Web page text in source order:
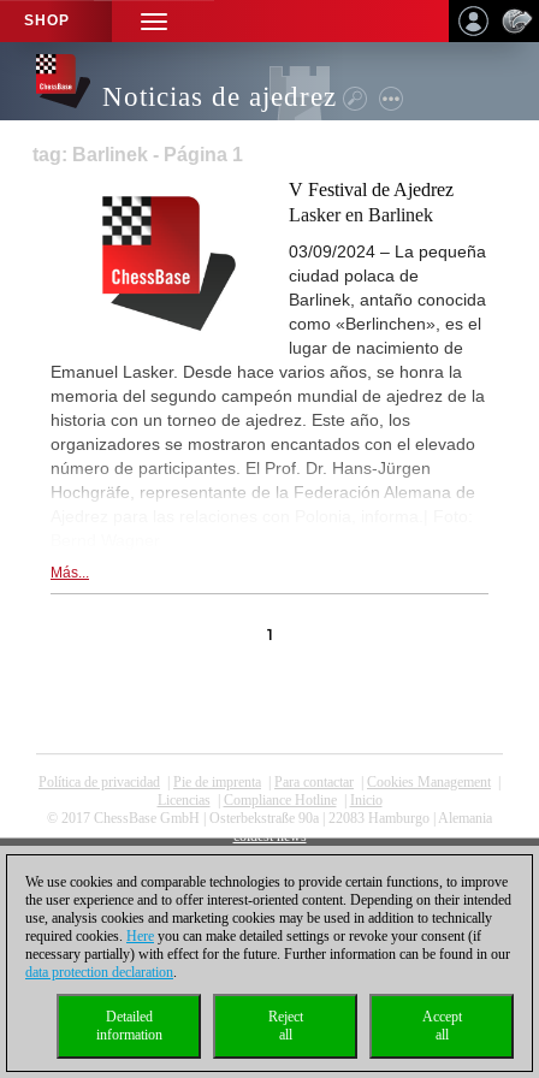
SHOP
TOGGLE
NAVIGATION
Noticias de ajedrez
tag: Barlinek - Página 1
V Festival de Ajedrez
Lasker en Barlinek
03/09/2024 – La pequeña
ciudad polaca de
Barlinek, antaño conocida
como «Berlinchen», es el
lugar de nacimiento de
Emanuel Lasker. Desde hace varios años, se honra la
memoria del segundo campeón mundial de ajedrez de la
historia con un torneo de ajedrez. Este año, los
organizadores se mostraron encantados con el elevado
número de participantes. El Prof. Dr. Hans-Jürgen
Hochgräfe, representante de la Federación Alemana de
Más...
1
Política de privacidad Pie de imprenta Para contactar Cookies Management
Licencias
Compliance Hotline|
Inicio
© 2017 ChessBase GmbH | Osterbekstraße 90a | 22083 Hamburgo | Alemania
coldest news
We use cookies and comparable technologies to provide certain functions, to improve
the user experience and to offer interest-oriented content. Depending on their intended
use, analysis cookies and marketing cookies may be used in addition to technically
required cookies. Here you can make detailed settings or revoke your consent (if
necessary partially) with effect for the future. Further information can be found in our
data protection declaration.
Accept
all
Reject
all
Detailed
information